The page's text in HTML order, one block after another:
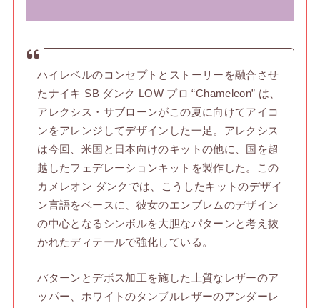
ハイレベルのコンセプトとストーリーを融合させ
たナイキ SB ダンク LOW プロ “Chameleon” は、
アレクシス・サブローンがこの夏に向けてアイコ
ンをアレンジしてデザインした一足。アレクシス
は今回、米国と日本向けのキットの他に、国を超
越したフェデレーションキットを製作した。この
カメレオン ダンクでは、こうしたキットのデザイ
ン言語をベースに、彼女のエンブレムのデザイン
の中心となるシンボルを大胆なパターンと考え抜
かれたディテールで強化している。
パターンとデボス加工を施した上質なレザーのア
ッパー、ホワイトのタンブルレザーのアンダーレ